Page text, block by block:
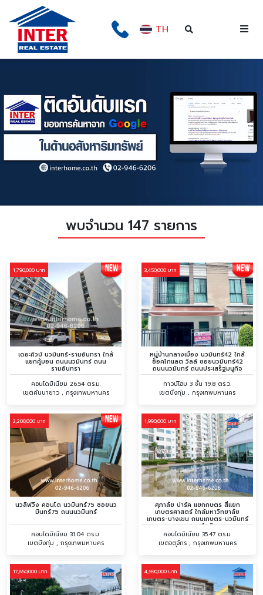
TH
พบจำนวน 147 รายการ
1,790,000 บาท
เดอะคิวบ์ นวมินทร์-รามอินทรา ใกล้
แยกคู้บอน ถนนนวมินทร์ ถนน
รามอินทรา
คอนโดมิเนียม 26.54 ตร.ม.
เขตคันนายาว , กรุงเทพมหานคร
3,450,000 บาท
หมู่บ้านกลางเมือง นวมินทร์42 ใกล้
ซ็อคโกแลต วิลล์ ซอยนวมินทร์42
ถนนนวมินทร์ ถนนประเสร็ฐมนูกิจ
ทาวน์โฮม 3 ชั้น 19.8 ตร.ว.
เขตบึงกุ่ม , กรุงเทพมหานคร
2,200,000 บาท
นวลิฟวิ่ง คอนโด นวมินทร์75 ซอยนว
มินทร์75 ถนนนวมินทร์
คอนโดมิเนียม 31.04 ตร.ม.
เขตบึงกุ่ม , กรุงเทพมหานคร
1,990,000 บาท
ศุภาลัย ปาร์ค แยกกษตร สี่แยก
เกษตรศาสตร์ ใกล้มหาวิทยาลัย
เกษตร-บางเขน ถนนเกษตร-นวมินทร์
ถนนพหลโยธิน
คอนโดมิเนียม 35.47 ตร.ม.
เขตจตุจักร , กรุงเทพมหานคร
17,850,000 บาท 4,590,000 บาท